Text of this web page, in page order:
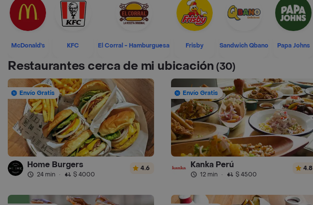
McDonald's KFC El Corral - Hamburguesa Frisby Sandwich Qbano Papa Johns
Restaurantes cerca de mi ubicación(30)
Envío Gratis
Home Burgers
24 min · $ 4000
4.6
Envío Gratis
Kanka Perú
12 min · $ 4500
4.8